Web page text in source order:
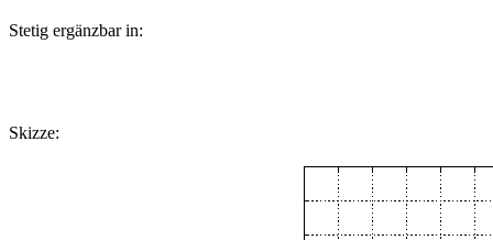
Stetig ergänzbar in:
Skizze: